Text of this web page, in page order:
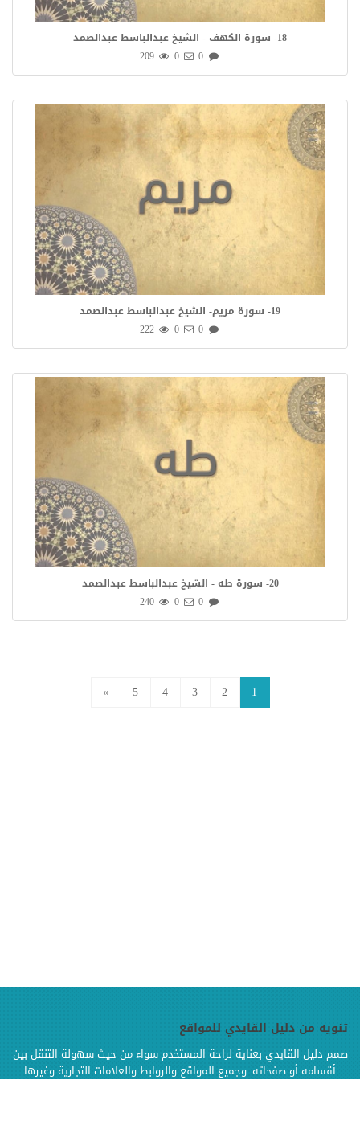
18- سورة الكهف - الشيخ عبدالباسط عبدالصمد
0
0
209
19- سورة مريم- الشيخ عبدالباسط عبدالصمد
0
0
222
20- سورة طه - الشيخ عبدالباسط عبدالصمد
0
0
240
1
2
3
4
5
»
تنويه من دليل القايدي للمواقع
صمم دليل القايدي بعناية لراحة المستخدم سواء من حيث سهولة التنقل بين
أقسامه أو صفحاته. وجميع المواقع والروابط والعلامات التجارية وغيرها